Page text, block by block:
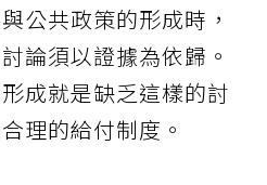
公共政策的形成時，
論須以證據為依歸。
成就是缺乏這樣的討
理的給付制度。